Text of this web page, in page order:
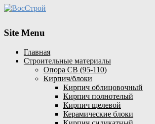
Site Menu
Главная
Строительные материалы
Опора СВ (95-110)
Кирпич/блоки
Кирпич облицовочный
Кирпич полнотелый
Кирпич щелевой
Керамические блоки